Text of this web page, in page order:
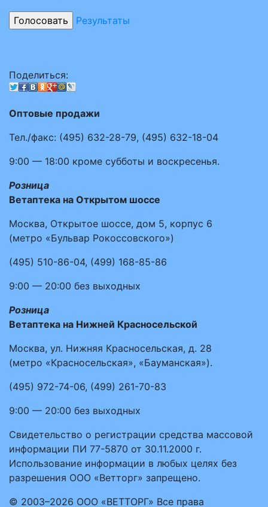
Результаты
Поделиться:
Оптовые продажи
Тел./факс: (495) 632-28-79, (495) 632-18-04
9:00 — 18:00 кроме субботы и воскресенья.
Розница
Ветаптека на Открытом шоссе
Москва, Открытое шоссе, дом 5, корпус 6
(метро «Бульвар Рокоссовского»)
(495) 510-86-04, (499) 168-85-86
9:00 — 20:00 без выходных
Розница
Ветаптека на Нижней Красносельской
Москва, ул. Нижняя Красносельская, д. 28
(метро «Красносельская», «Бауманская»).
(495) 972-74-06, (499) 261-70-83
9:00 — 20:00 без выходных
Свидетельство о регистрации средства массовой
информации ПИ 77-5870 от 30.11.2000 г.
Использование информации в любых целях без
разрешения ООО «Ветторг» запрещено.
© 2003–2026 ООО «ВЕТТОРГ» Все права